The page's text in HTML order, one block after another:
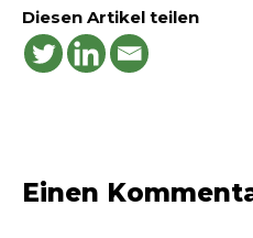
Diesen Artikel teilen
Einen